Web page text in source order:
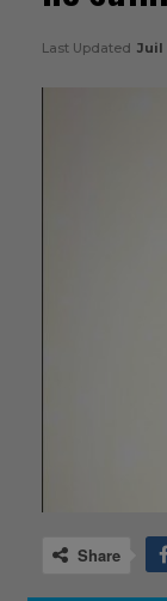
Last Updated Juil
Share